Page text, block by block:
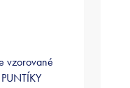
vzorované